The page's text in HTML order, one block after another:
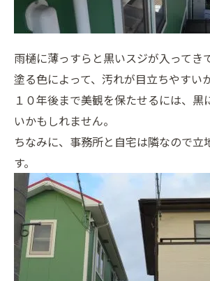
雨樋に薄っすらと黒いスジが入ってき
塗る色によって、汚れが目立ちやすい
１０年後まで美観を保たせるには、黒
いかもしれません。
ちなみに、事務所と自宅は隣なので立
す。